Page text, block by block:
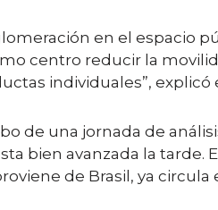
en el espacio
centro reducir la
individuales”, explicó
de una jornada de
bien avanzada la
de Brasil, ya